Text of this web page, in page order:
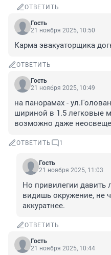
ОТВЕТИТЬ
Гость
21 ноября 2025, 10:50
Карма эвакуаторщика
ОТВЕТИТЬ
Гость
21 ноября 2025, 10:49
на панорамах -
шириной в 1.5 легковые
возможно даже
ОТВЕТИТЬ 1
Гость
21 ноября 2025, 11:03
Но привилегии давить
видишь окружение, не
аккуратнее.
ОТВЕТИТЬ
Гость
21 ноября 2025, 10:44